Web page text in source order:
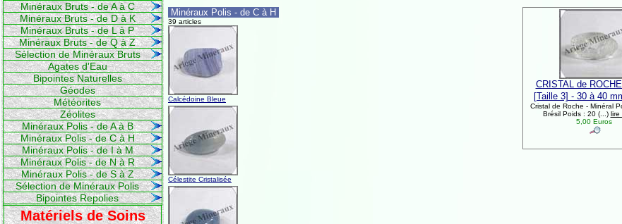
Minéraux Bruts - de A à C
Minéraux Bruts - de D à K
Minéraux Bruts - de L à P
Minéraux Bruts - de Q à Z
Sélection de Minéraux Bruts
Agates d'Eau
Bipointes Naturelles
Géodes
Météorites
Zéolites
Minéraux Polis - de A à B
Minéraux Polis - de C à H
Minéraux Polis - de I à M
Minéraux Polis - de N à R
Minéraux Polis - de S à Z
Sélection de Minéraux Polis
Bipointes Repolies
Matériels de Soins
Minéraux Polis - de C à H
39 articles
Calcédoine Bleue
Célestite Cristalisée
CRISTAL de
[Taille 3] - 30 à 40
Cristal de Roche - Minéral
Brésil Poids : 20 (...) lire
5,00 Euros